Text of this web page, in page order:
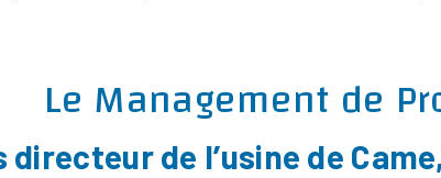
Le Management de
directeur de l’usine de